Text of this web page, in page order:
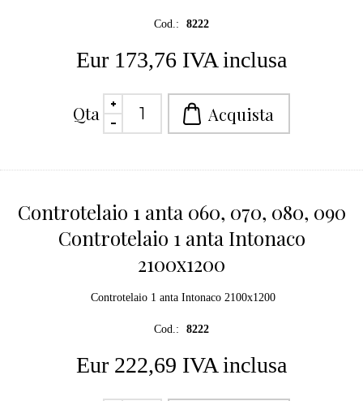
Cod.: 8222
Eur 173,76 IVA inclusa
Qta
Controtelaio 1 anta 060, 070, 080, 090
Controtelaio 1 anta Intonaco
2100x1200
Controtelaio 1 anta Intonaco 2100x1200
Cod.: 8222
Eur 222,69 IVA inclusa